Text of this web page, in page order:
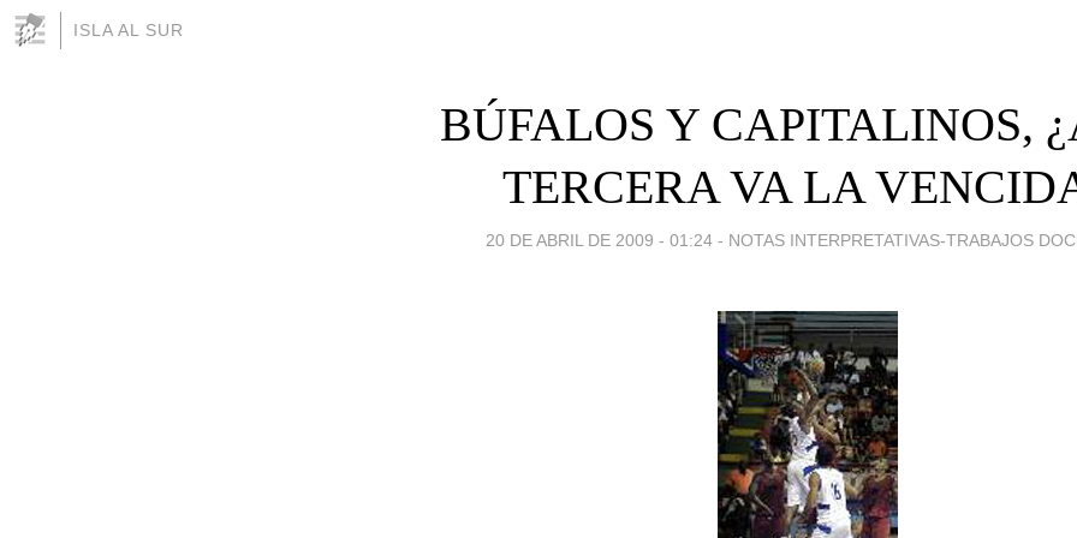
ISLA AL SUR
BÚFALOS Y CAPITALINOS,
TERCERA VA LA
20 DE ABRIL DE 2009 - 01:24 - NOTAS INTERPRETATIVAS-TRABAJOS